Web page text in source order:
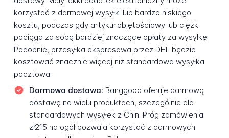
korzystać z darmowej wysyłki lub bardzo niskiego
kosztu, podczas gdy artykuł objętościowy lub ciężki
pociąga za sobą bardziej znaczące opłaty za wysyłkę.
Podobnie, przesyłka ekspresowa przez DHL będzie
kosztować znacznie więcej niż standardowa wysyłka
pocztowa.
Darmowa dostawa: Banggood oferuje darmową
dostawę na wielu produktach, szczególnie dla
standardowych wysyłek z Chin. Próg zamówienia
zł215 na ogół pozwala korzystać z darmowych